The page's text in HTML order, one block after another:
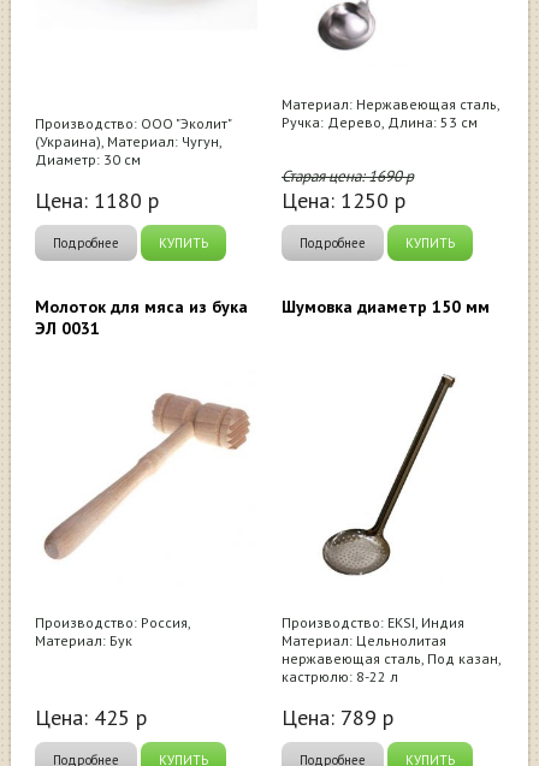
Производство: ООО "Эколит"
(Украина), Материал: Чугун,
Диаметр: 30 см
Цена: 1180 р
Подробнее КУПИТЬ
Материал: Нержавеющая сталь,
Ручка: Дерево, Длина: 53 см
Старая цена:1690р
Цена: 1250 р
Подробнее КУПИТЬ
Молоток для мяса из бука
ЭЛ 0031
Производство: Россия,
Материал: Бук
Цена: 425 р
Подробнее КУПИТЬ
Шумовка диаметр 150 мм
Производство: EKSI, Индия
Материал: Цельнолитая
нержавеющая сталь, Под казан,
кастрюлю: 8-22 л
Цена: 789 р
Подробнее КУПИТЬ